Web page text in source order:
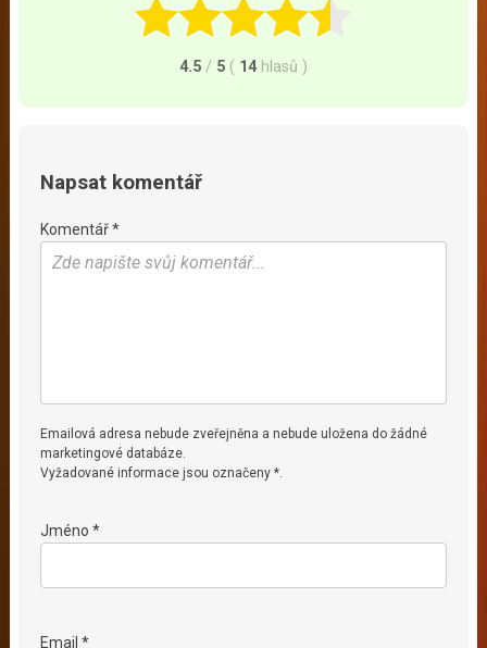
4.5 / 5 ( 14 hlasů )
Napsat komentář
Komentář *
Emailová adresa nebude zveřejněna a nebude uložena do žádné
marketingové databáze.
Vyžadované informace jsou označeny *.
Jméno *
Email *